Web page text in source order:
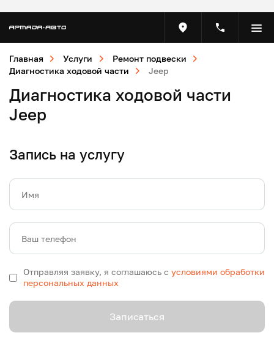
Главная Услуги
Ремонт подвески
Диагностика ходовой части
Jeep
Диагностика ходовой части
Jeep
Запись на услугу
Имя
Ваш телефон
Отправляя заявку, я соглашаюсь с условиями обработки
персональных данных
Записаться